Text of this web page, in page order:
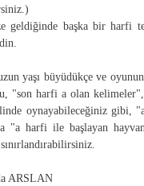
geldiğinde başka bir harfi
yaşı büyüdükçe ve
"son harfi a olan
oynayabileceğiniz gibi,
"a harfi ile başlayan
ARSLAN